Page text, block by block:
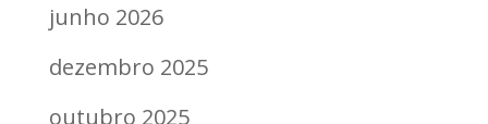
junho 2026
dezembro 2025
outubro 2025